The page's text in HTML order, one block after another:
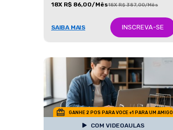
18X R$ 86,00/Mês18X R$ 387,00/Mês
SAIBA MAIS INSCREVA-SE
GANHE 2 POS PARA VOCE +1 PARA UM AMIGO
COM VIDEOAULAS